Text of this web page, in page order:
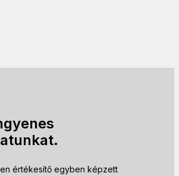
értékesítő egyben képzett